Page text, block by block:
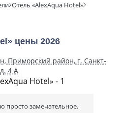
Отель «AlexAqua Hotel»
цены 2026
Приморский район, г. Санкт-
4 А
просто замечательное.